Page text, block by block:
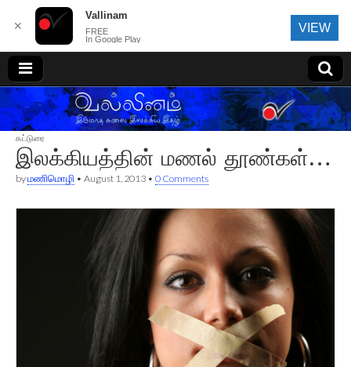
வல்லினம்
கட்டுரை
இலக்கியத்தின் மணல் தூண்கள்…
byமணிமொழி • August 1, 2013 • 0 Comments
✕
Vallinam
FREE
In Google Play
VIEW